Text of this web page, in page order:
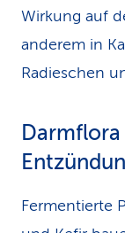
Wirkung auf
anderem in
Radieschen
Fermentierte